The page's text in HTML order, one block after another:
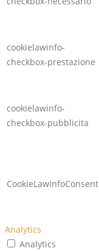
cookielawinfo-
checkbox-prestazione
cookielawinfo-
checkbox-pubblicita
CookieLawInfoConsent
Analytics
Analytics